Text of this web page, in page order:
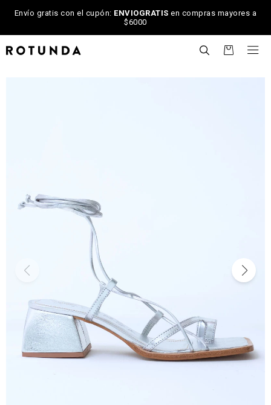
Envío gratis con el cupón: ENVIOGRATIS en compras mayores a
$6000
